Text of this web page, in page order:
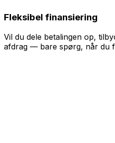
Fleksibel finansiering
Vil du dele betalingen op,
afdrag — bare spørg, når du